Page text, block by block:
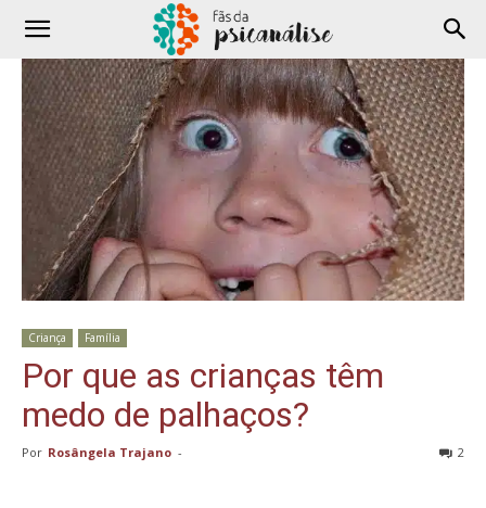
Criança Família
Por que as crianças têm
medo de palhaços?
Por Rosângela Trajano - 2